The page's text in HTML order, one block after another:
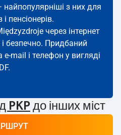
найпопулярніші з них для
і пенсіонерів.
через інтернет
безпечно. Придбаний
mail і телефон у вигляді
PKP до інших міст